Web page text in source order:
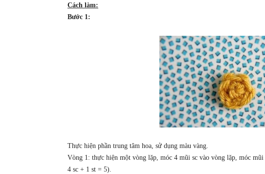
Cách làm:
Bước 1:
Thực hiện phần trung tâm hoa, sử dụng màu vàng.
Vòng 1: thực hiện một vòng lặp, móc 4 mũi sc vào vòng lặp, móc
4 sc + 1 st = 5).